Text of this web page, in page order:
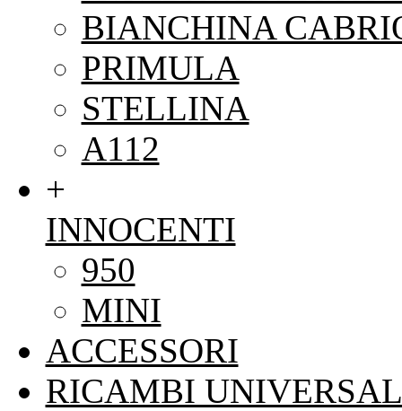
BIANCHINA
PRIMULA
STELLINA
A112
+
INNOCENTI
950
MINI
ACCESSORI
RICAMBI